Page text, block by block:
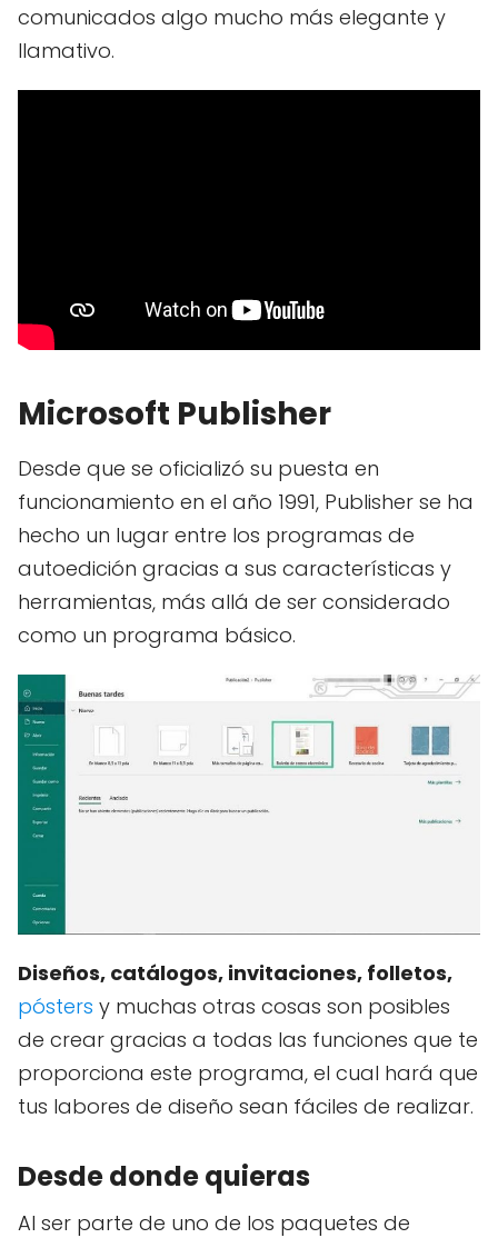
comunicados algo mucho más elegante y
llamativo.
Microsoft Publisher
Desde que se oficializó su puesta en
funcionamiento en el año 1991, Publisher se ha
hecho un lugar entre los programas de
autoedición gracias a sus características y
herramientas, más allá de ser considerado
como un programa básico.
Diseños, catálogos, invitaciones, folletos,
pósters y muchas otras cosas son posibles
de crear gracias a todas las funciones que te
proporciona este programa, el cual hará que
tus labores de diseño sean fáciles de realizar.
Desde donde quieras
Al ser parte de uno de los paquetes de